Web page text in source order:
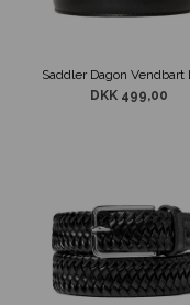
DKK 499,00